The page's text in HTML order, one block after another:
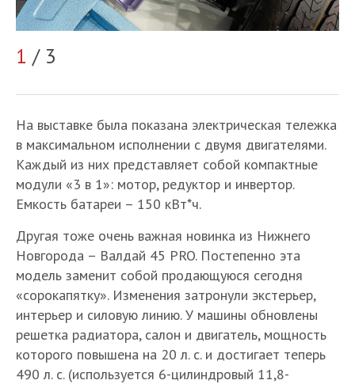
1 / 3
На выставке была показана электрическая тележка
в максимальном исполнении с двумя двигателями.
Каждый из них представляет собой компактные
модули «3 в 1»: мотор, редуктор и инвертор.
Емкость батареи – 150 кВт*ч.
Другая тоже очень важная новинка из Нижнего
Новгорода – Валдай 45 PRO. Постепенно эта
модель заменит собой продающуюся сегодня
«сорокапятку». Изменения затронули экстерьер,
интерьер и силовую линию. У машины обновлены
решетка радиатора, салон и двигатель, мощность
которого повышена на 20 л. с. и достигает теперь
490 л. с. (используется 6-цилиндровый 11,8-